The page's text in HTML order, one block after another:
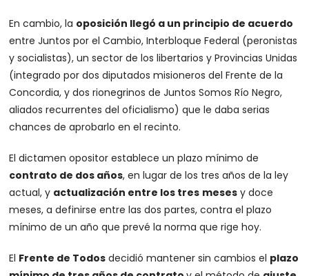
En cambio, la oposición llegó a un principio de acuerdo
entre Juntos por el Cambio, Interbloque Federal (peronistas
y socialistas), un sector de los libertarios y Provincias Unidas
(integrado por dos diputados misioneros del Frente de la
Concordia, y dos rionegrinos de Juntos Somos Río Negro,
aliados recurrentes del oficialismo) que le daba serias
chances de aprobarlo en el recinto.
El dictamen opositor establece un plazo mínimo de
contrato de dos años, en lugar de los tres años de la ley
actual, y actualización entre los tres meses y doce
meses, a definirse entre las dos partes, contra el plazo
mínimo de un año que prevé la norma que rige hoy.
El Frente de Todos decidió mantener sin cambios el plazo